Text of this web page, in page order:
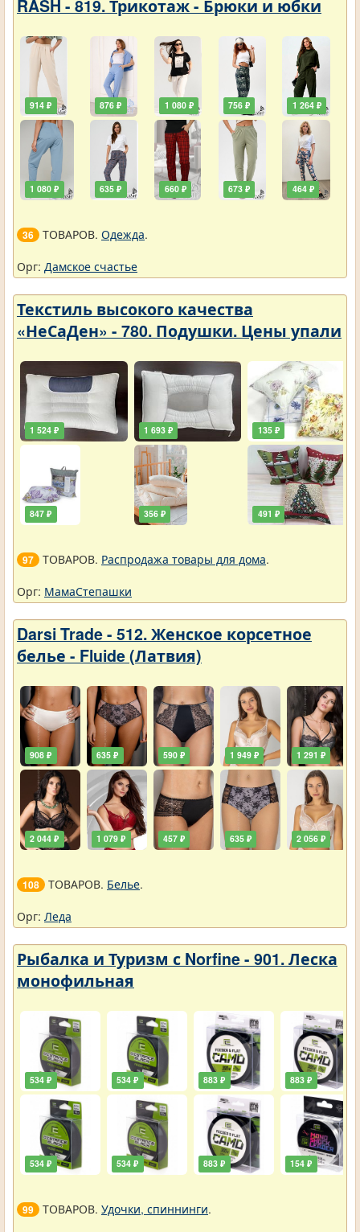
RASH - 819. Трикотаж - Брюки и юбки
914 ₽
1 080 ₽
876 ₽
635 ₽
1 080 ₽
660 ₽
756 ₽
673 ₽
1 264 ₽
464 ₽
36 ТОВАРОВ. Одежда.
Орг: Дамское счастье
Текстиль высокого качества
«НеСаДен» - 780. Подушки. Цены упали
1 524 ₽
847 ₽
1 693 ₽
356 ₽
135 ₽
491 ₽
97 ТОВАРОВ. Распродажа товары для дома.
Орг: МамаСтепашки
Darsi Trade - 512. Женское корсетное
белье - Fluide (Латвия)
908 ₽
2 044 ₽
635 ₽
1 079 ₽
590 ₽
457 ₽
1 949 ₽
635 ₽
1 291 ₽
2 056 ₽
108 ТОВАРОВ. Белье.
Орг: Леда
Рыбалка и Туризм с Norfine - 901. Леска
монофильная
534 ₽
534 ₽
534 ₽
534 ₽
883 ₽
883 ₽
883 ₽
154 ₽
99 ТОВАРОВ. Удочки, спиннинги.